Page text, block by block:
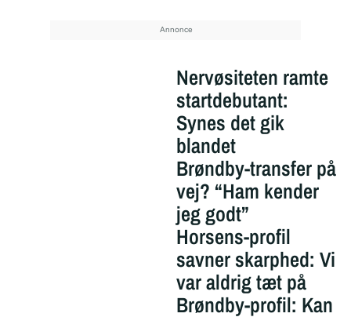
Nervøsiteten ramte
startdebutant:
Synes det gik
blandet
Brøndby-transfer på
vej? “Ham kender
jeg godt”
Horsens-profil
savner skarphed: Vi
var aldrig tæt på
Brøndby-profil: Kan